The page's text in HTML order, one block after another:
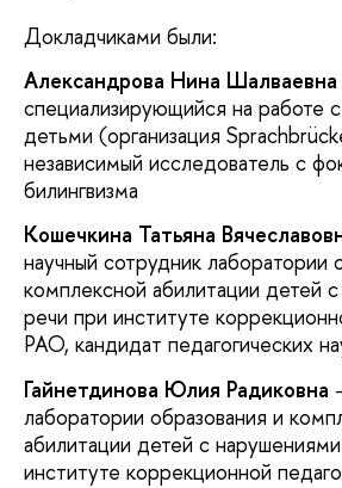
Докладчиками были:
Александрова Нина Шалваевна
специализирующийся на работе
детьми (организация
независимый исследователь с
билингвизма
Кошечкина Татьяна
научный сотрудник лаборатории
комплексной абилитации детей
речи при институте
РАО, кандидат педагогических
Гайнетдинова Юлия Радиковна
лаборатории образования и
абилитации детей с
институте коррекционной